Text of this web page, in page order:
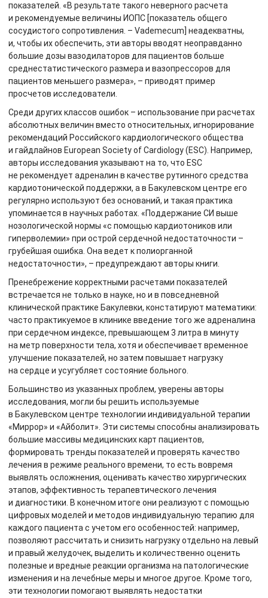
показателей. «В результате такого неверного расчета
и рекомендуемые величины ИОПС [показатель общего
сосудистого сопротивления. – Vademecum] неадекватны,
и, чтобы их обеспечить, эти авторы вводят неоправданно
большие дозы вазодилаторов для пациентов больше
среднестатистического размера и вазопрессоров для
пациентов меньшего размера», – приводят пример
просчетов исследователи.
Среди других классов ошибок – использование при расчетах
абсолютных величин вместо относительных, игнорирование
рекомендаций Российского кардиологического общества
и гайдлайнов European Society of Cardiology (ESC). Например,
авторы исследования указывают на то, что ESC
не рекомендует адреналин в качестве рутинного средства
кардиотонической поддержки, а в Бакулевском центре его
регулярно используют без оснований, и такая практика
упоминается в научных работах. «Поддержание СИ выше
нозологической нормы «с помощью кардиотоников или
гиперволемии» при острой сердечной недостаточности –
грубейшая ошибка. Она ведет к полиорганной
недостаточности», – предупреждают авторы книги.
Пренебрежение корректными расчетами показателей
встречается не только в науке, но и в повседневной
клинической практике Бакулевки, констатируют математики:
часто практикуемое в клинике введение того же адреналина
при сердечном индексе, превышающем 3 литра в минуту
на метр поверхности тела, хотя и обеспечивает временное
улучшение показателей, но затем повышает нагрузку
на сердце и усугубляет состояние больного.
Большинство из указанных проблем, уверены авторы
исследования, могли бы решить используемые
в Бакулевском центре технологии индивидуальной терапии
«Миррор» и «Айболит». Эти системы способны анализировать
большие массивы медицинских карт пациентов,
формировать тренды показателей и проверять качество
лечения в режиме реального времени, то есть вовремя
выявлять осложнения, оценивать качество хирургических
этапов, эффективность терапевтического лечения
и диагностики. В конечном итоге они реализуют с помощью
цифровых моделей и методов индивидуальную терапию для
каждого пациента с учетом его особенностей: например,
позволяют рассчитать и снизить нагрузку отдельно на левый
и правый желудочек, выделить и количественно оценить
полезные и вредные реакции организма на патологические
изменения и на лечебные меры и многое другое. Кроме того,
эти технологии помогают выявлять недостатки